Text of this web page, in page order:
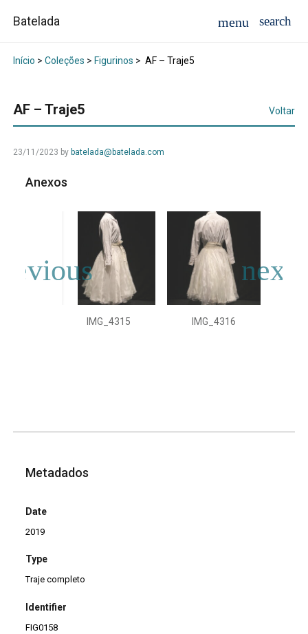
Batelada
Início > Coleções > Figurinos > AF – Traje5
AF – Traje5 Voltar
23/11/2023 by batelada@batelada.com
Anexos
IMG_4315 IMG_4316
Metadados
Date
2019
Type
Traje completo
Identifier
FIG0158